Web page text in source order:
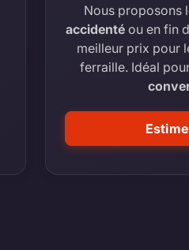
Nous proposons
accidenté ou en fin
meilleur prix pour
ferraille. Idéal